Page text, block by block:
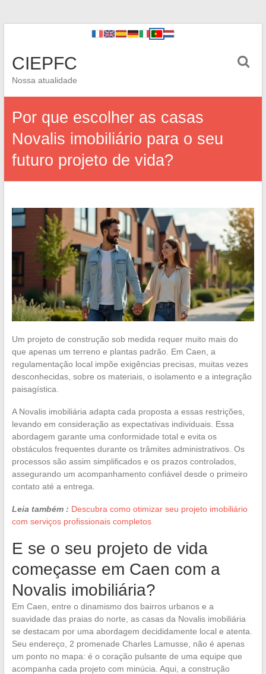
CIEPFC
Nossa atualidade
Por que escolher as casas
Novalis imobiliário para o seu
futuro projeto de vida?
Um projeto de construção sob medida requer muito mais do
que apenas um terreno e plantas padrão. Em Caen, a
regulamentação local impõe exigências precisas, muitas vezes
desconhecidas, sobre os materiais, o isolamento e a integração
paisagística.
A Novalis imobiliária adapta cada proposta a essas restrições,
levando em consideração as expectativas individuais. Essa
abordagem garante uma conformidade total e evita os
obstáculos frequentes durante os trâmites administrativos. Os
processos são assim simplificados e os prazos controlados,
assegurando um acompanhamento confiável desde o primeiro
contato até a entrega.
Leia também : Descubra como otimizar seu projeto imobiliário
com serviços profissionais completos
E se o seu projeto de vida
começasse em Caen com a
Novalis imobiliária?
Em Caen, entre o dinamismo dos bairros urbanos e a
suavidade das praias do norte, as casas da Novalis imobiliária
se destacam por uma abordagem decididamente local e atenta.
Seu endereço, 2 promenade Charles Lamusse, não é apenas
um ponto no mapa: é o coração pulsante de uma equipe que
acompanha cada projeto com minúcia. Aqui, a construção